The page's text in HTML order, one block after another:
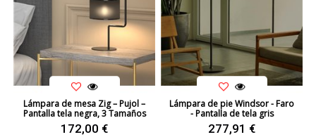
Lámpara de mesa Zig – Pujol –
Pantalla tela negra, 3 Tamaños
172,00 €
Lámpara de pie Windsor - Faro
- Pantalla de tela gris
277,91 €